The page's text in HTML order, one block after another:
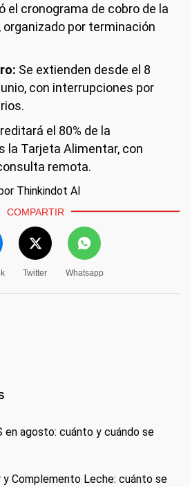
el cronograma de cobro de la
organizado por terminación
Se extienden desde el 8
con interrupciones por
el 80% de la
la Tarjeta Alimentar, con
remota.
Thinkindot AI
COMPARTIR
Twitter Whatsapp
en agosto: cuánto y cuándo se
y Complemento Leche: cuánto se